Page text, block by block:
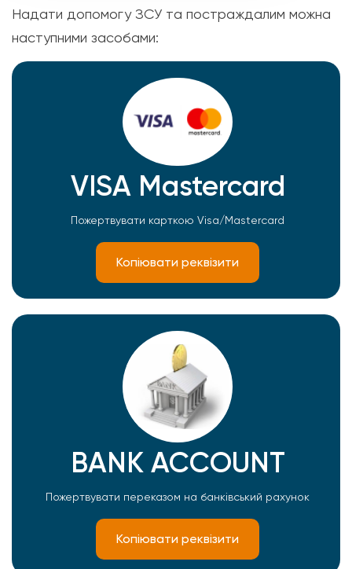
Надати допомогу ЗСУ та постраждалим можна
наступними засобами:
VISA Mastercard
Пожертвувати карткою Visa/Mastercard
Копіювати реквізити
BANK ACCOUNT
Пожертвувати переказом на банківський рахунок
Копіювати реквізити